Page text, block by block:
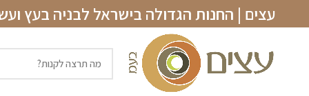
עצים | החנות הגדולה בישראל לבניה בעץ